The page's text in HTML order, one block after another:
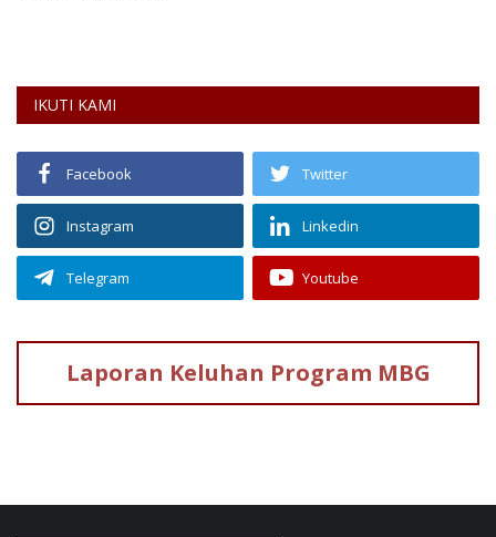
IKUTI KAMI
Facebook Twitter
Instagram Linkedin
Telegram Youtube
Laporan Keluhan Program MBG